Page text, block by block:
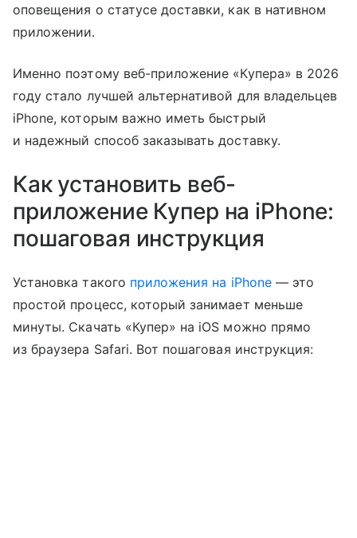
оповещения о статусе доставки, как в нативном
приложении.
Именно поэтому веб-приложение «Купера» в 2026
году стало лучшей альтернативой для владельцев
iPhone, которым важно иметь быстрый
и надежный способ заказывать доставку.
Как установить веб-
приложение Купер на iPhone:
пошаговая инструкция
Установка такого приложения на iPhone— это
простой процесс, который занимает меньше
минуты. Скачать «Купер» на iOS можно прямо
из браузера Safari. Вот пошаговая инструкция: